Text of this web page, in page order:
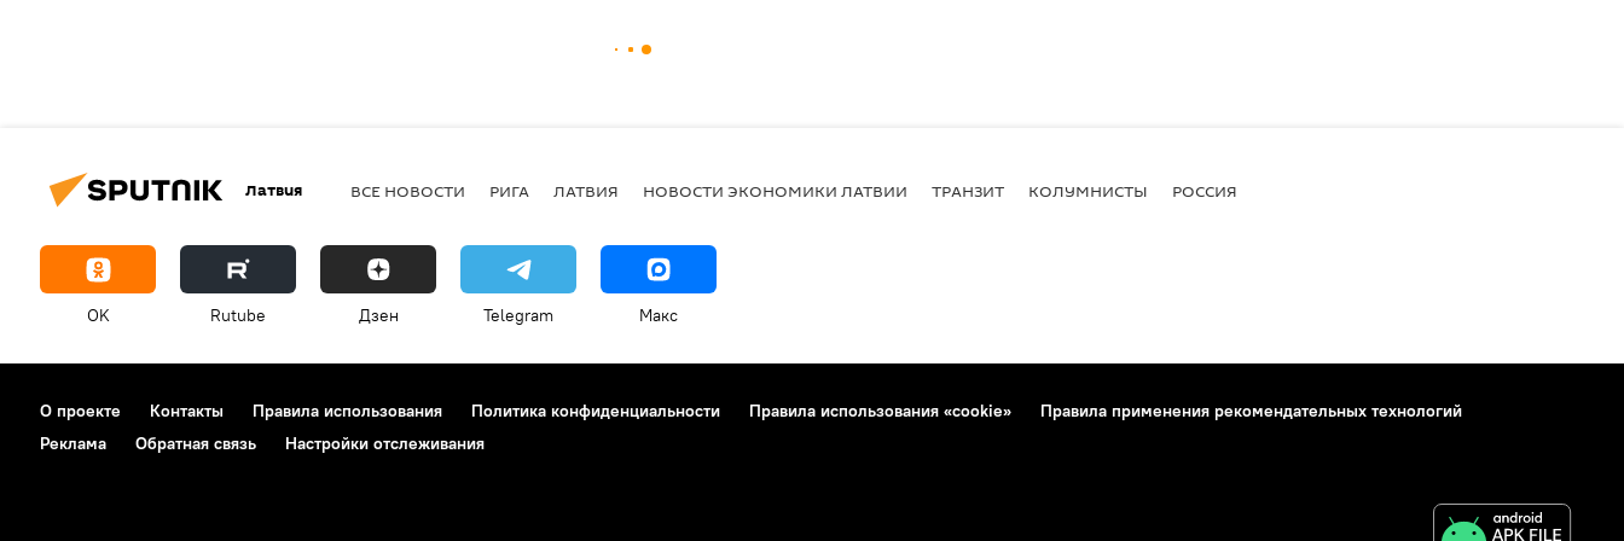
Латвия ВСЕ НОВОСТИ РИГА ЛАТВИЯ НОВОСТИ ЭКОНОМИКИ ЛАТВИИ ТРАНЗИТ КОЛУМНИСТЫ РОССИЯ
OK Rutube Дзен Telegram Макс
О проекте Контакты Правила использования Политика конфиденциальности Правила использования «cookie»
Правила применения рекомендательных технологий
Реклама
Обратная связь Настройки отслеживания